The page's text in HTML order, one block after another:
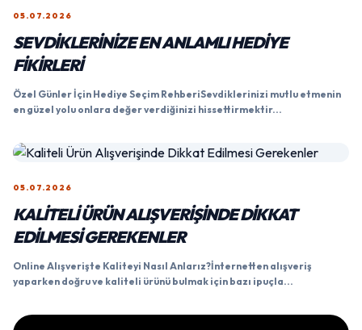
05.07.2026
SEVDIKLERINIZE EN ANLAMLI HEDIYE
FIKIRLERI
Özel Günler İçin Hediye Seçim RehberiSevdiklerinizi mutlu etmenin
en güzel yolu onlara değer verdiğinizi hissettirmektir...
05.07.2026
KALITELI ÜRÜN ALIŞVERIŞINDE DIKKAT
EDILMESI GEREKENLER
Online Alışverişte Kaliteyi Nasıl Anlarız?İnternetten alışveriş
yaparken doğru ve kaliteli ürünü bulmak için bazı ipuçla...